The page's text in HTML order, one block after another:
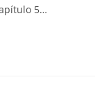
5…